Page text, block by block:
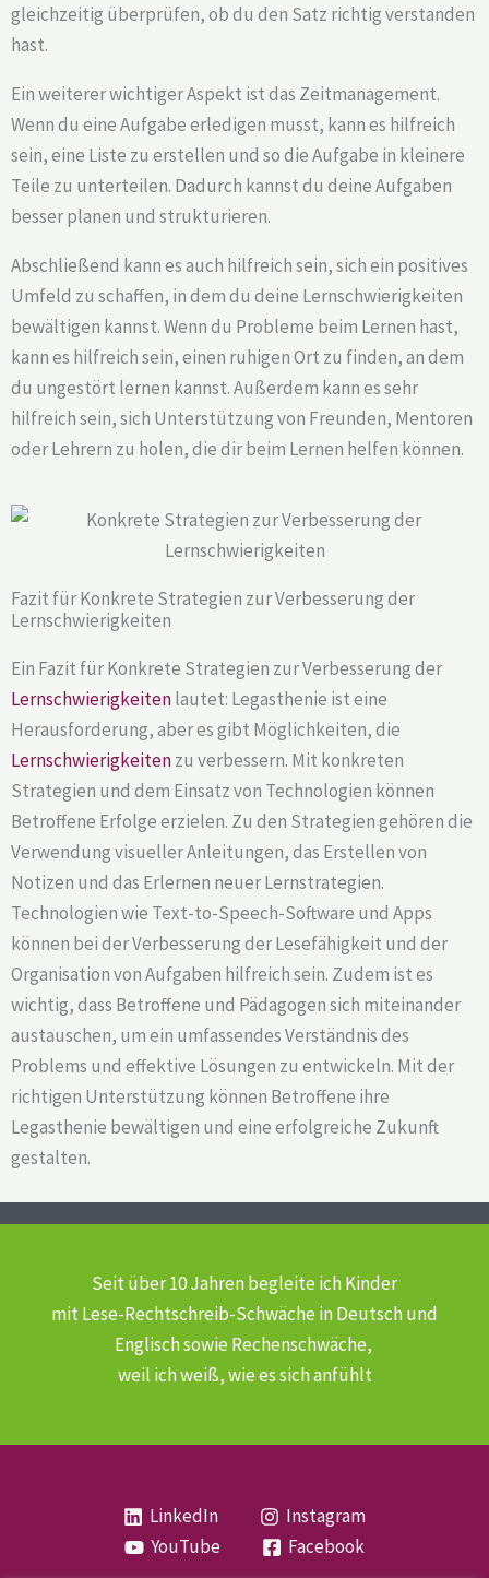
gleichzeitig überprüfen, ob du den Satz richtig verstanden
hast.
Ein weiterer wichtiger Aspekt ist das Zeitmanagement.
Wenn du eine Aufgabe erledigen musst, kann es hilfreich
sein, eine Liste zu erstellen und so die Aufgabe in kleinere
Teile zu unterteilen. Dadurch kannst du deine Aufgaben
besser planen und strukturieren.
Abschließend kann es auch hilfreich sein, sich ein positives
Umfeld zu schaffen, in dem du deine Lernschwierigkeiten
bewältigen kannst. Wenn du Probleme beim Lernen hast,
kann es hilfreich sein, einen ruhigen Ort zu finden, an dem
du ungestört lernen kannst. Außerdem kann es sehr
hilfreich sein, sich Unterstützung von Freunden, Mentoren
oder Lehrern zu holen, die dir beim Lernen helfen können.
Fazit für Konkrete Strategien zur Verbesserung der
Lernschwierigkeiten
Ein Fazit für Konkrete Strategien zur Verbesserung der
Lernschwierigkeitenlautet: Legasthenie ist eine
Herausforderung, aber es gibt Möglichkeiten, die
Lernschwierigkeitenzu verbessern. Mit konkreten
Strategien und dem Einsatz von Technologien können
Betroffene Erfolge erzielen. Zu den Strategien gehören die
Verwendung visueller Anleitungen, das Erstellen von
Notizen und das Erlernen neuer Lernstrategien.
Technologien wie Text-to-Speech-Software und Apps
können bei der Verbesserung der Lesefähigkeit und der
Organisation von Aufgaben hilfreich sein. Zudem ist es
wichtig, dass Betroffene und Pädagogen sich miteinander
austauschen, um ein umfassendes Verständnis des
Problems und effektive Lösungen zu entwickeln. Mit der
richtigen Unterstützung können Betroffene ihre
Legasthenie bewältigen und eine erfolgreiche Zukunft
gestalten.
Seit über 10 Jahren begleite ich Kinder
mit Lese-Rechtschreib-Schwächein Deutsch und
Englisch sowie Rechenschwäche,
weil ich weiß, wie es sich anfühlt
LinkedIn
Instagram
YouTube
Facebook